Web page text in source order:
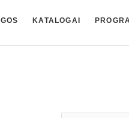
KATALOGAI